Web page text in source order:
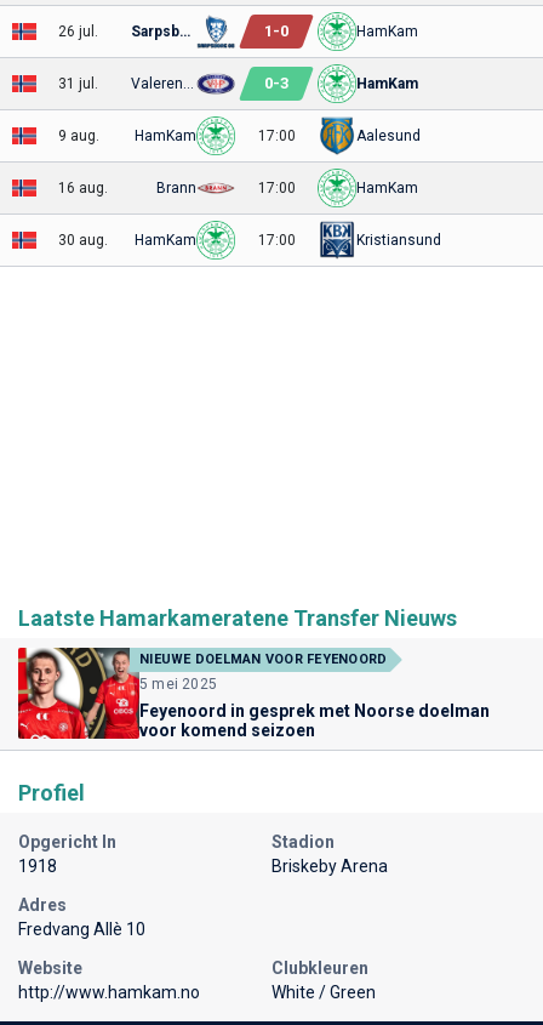
26 jul. Sarpsborg 1 -0 HamKam
31 jul. Valerenga 0-3 HamKam
9 aug. HamKam 17:00 Aalesund
16 aug. Brann 17:00 HamKam
30 aug. HamKam 17:00 Kristiansund
Laatste Hamarkameratene Transfer Nieuws
NIEUWE DOELMAN VOOR FEYENOORD
5 mei 2025
Feyenoord in gesprek met Noorse doelman
voor komend seizoen
Profiel
Opgericht In
1918
Stadion
Briskeby Arena
Adres
Fredvang Allè 10
Website
http://www.hamkam.no
Clubkleuren
White / Green